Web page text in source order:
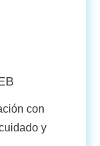
con
y